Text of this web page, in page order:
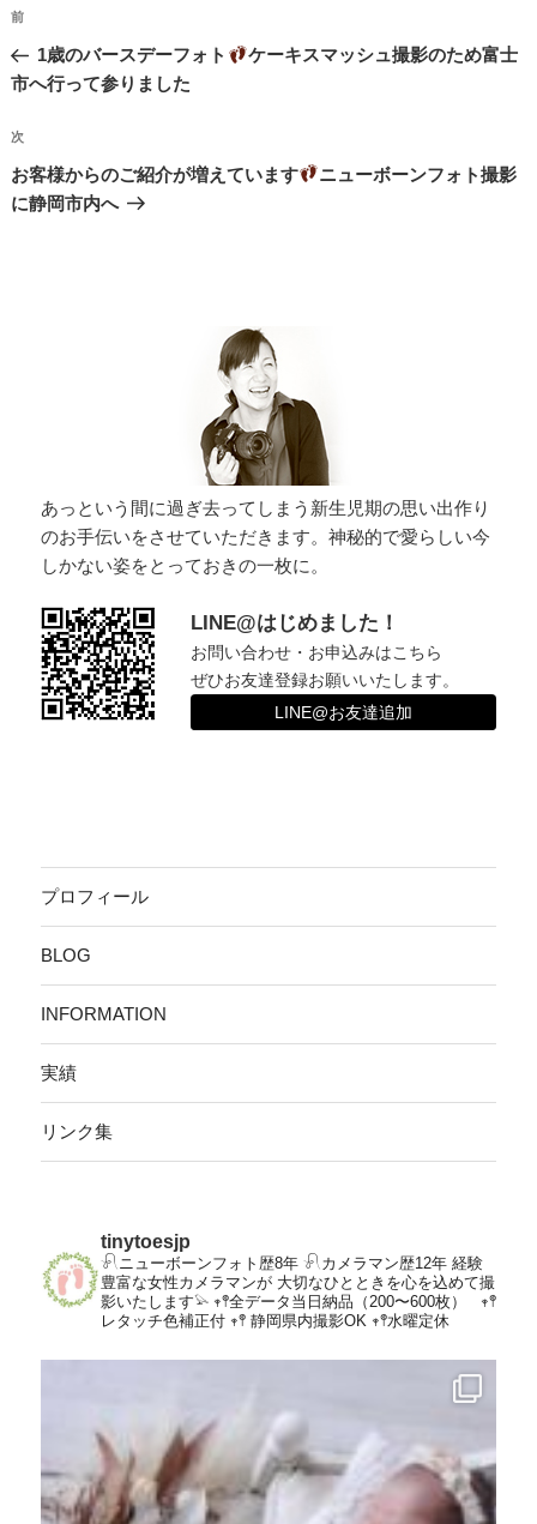
稿
ナ
ゲ
ー
シ
過
去
の
稿
前
1歳のバースデーフォト
ケーキスマッシュ撮影のため富士
市へ行って参りました
次
の
投
次
お客様からのご紹介が増えています
ニューボーンフォト撮影
に静岡市内へ
あっという間に過ぎ去ってしまう新生児期の思い出作り
のお手伝いをさせていただきます。神秘的で愛らしい今
しかない姿をとっておきの一枚に。
LINE@はじめました！
お問い合わせ・お申込みはこちら
ぜひお友達登録お願いいたします。
LINE@お友達追加
プロフィール
BLOG
INFORMATION
実績
リンク集
tinytoesjp
𓍯ニューボーンフォト歴8年𓍯カメラマン歴12年経験
豊富な女性カメラマンが大切なひとときを心を込めて撮
影いたします𓅫𖥧𖤣全データ当日納品（200〜600枚）
𖥧𖤣
レタッチ色補正付𖥧𖤣 静岡県内撮影OK𖥧𖤣水曜定休